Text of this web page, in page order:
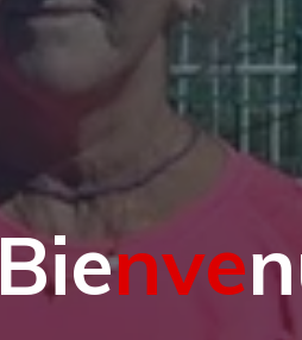
Bienven